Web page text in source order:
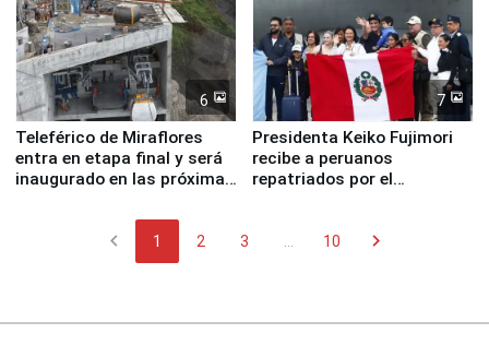
6
Teleférico de Miraflores
entra en etapa final y será
inaugurado en las próximas
7
Presidenta Keiko Fujimori
recibe a peruanos
repatriados por el
chevron_left 1 2 3 10 chevron_right